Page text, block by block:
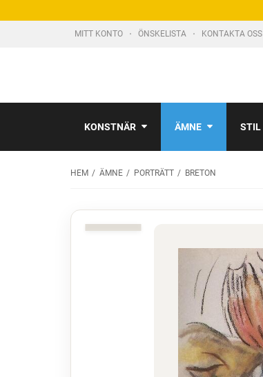
MITT KONTO ÖNSKELISTA KONTAKTA OSS
KONSTNÄR ÄMNE STIL
HEM ÄMNE PORTRÄTT BRETON